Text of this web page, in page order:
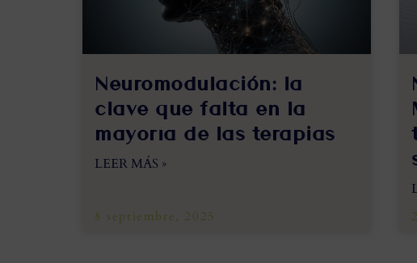
Neuromodulación: la
clave que falta en la
mayoría de las terapias
LEER MÁS »
8 septiembre, 2025